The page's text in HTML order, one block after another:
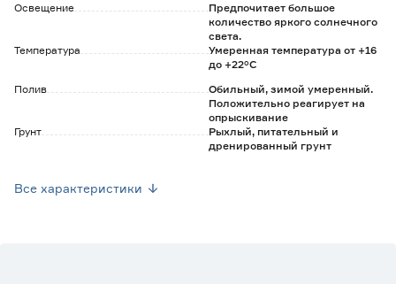
Освещение
Предпочитает большое
количество яркого солнечного
света.
Температура
Умеренная температура от +16
до +22°C
Полив
Обильный, зимой умеренный.
Положительно реагирует на
опрыскивание
Грунт
Рыхлый, питательный и
дренированный грунт
Все характеристики